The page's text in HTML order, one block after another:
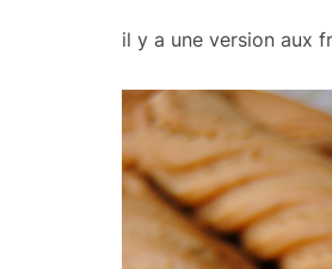
il y a une version aux